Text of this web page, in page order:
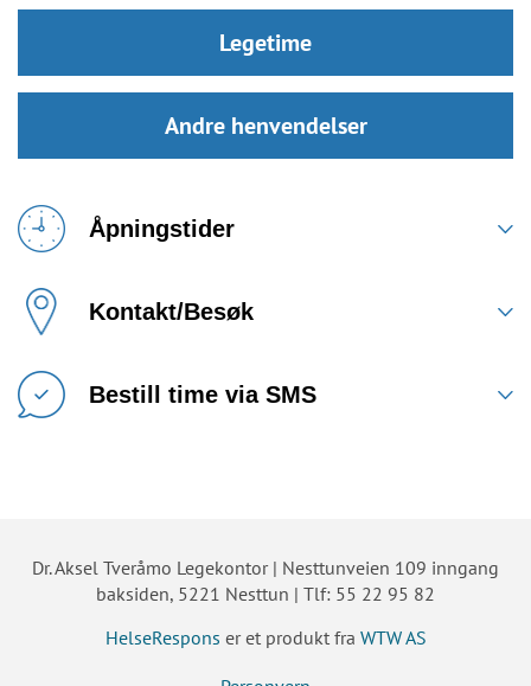
Legetime
Andre henvendelser
Åpningstider
Kontakt/Besøk
Bestill time via SMS
Dr. Aksel Tveråmo Legekontor | Nesttunveien 109 inngang
baksiden, 5221 Nesttun | Tlf: 55 22 95 82
HelseRespons er et produkt fra WTW AS